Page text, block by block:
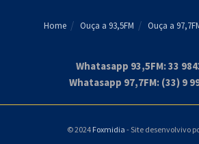
Home Ouça a 93,5FM Ouça a
Whatasapp 93,5FM: 33
Whatasapp 97,7FM: (33) 9
© 2024 Foxmidia - Site desenvolvivo